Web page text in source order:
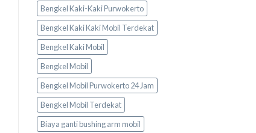
Bengkel Kaki-Kaki Purwokerto
Bengkel Kaki Kaki Mobil Terdekat
Bengkel Kaki Mobil
Bengkel Mobil
Bengkel Mobil Purwokerto 24 Jam
Bengkel Mobil Terdekat
Biaya ganti bushing arm mobil